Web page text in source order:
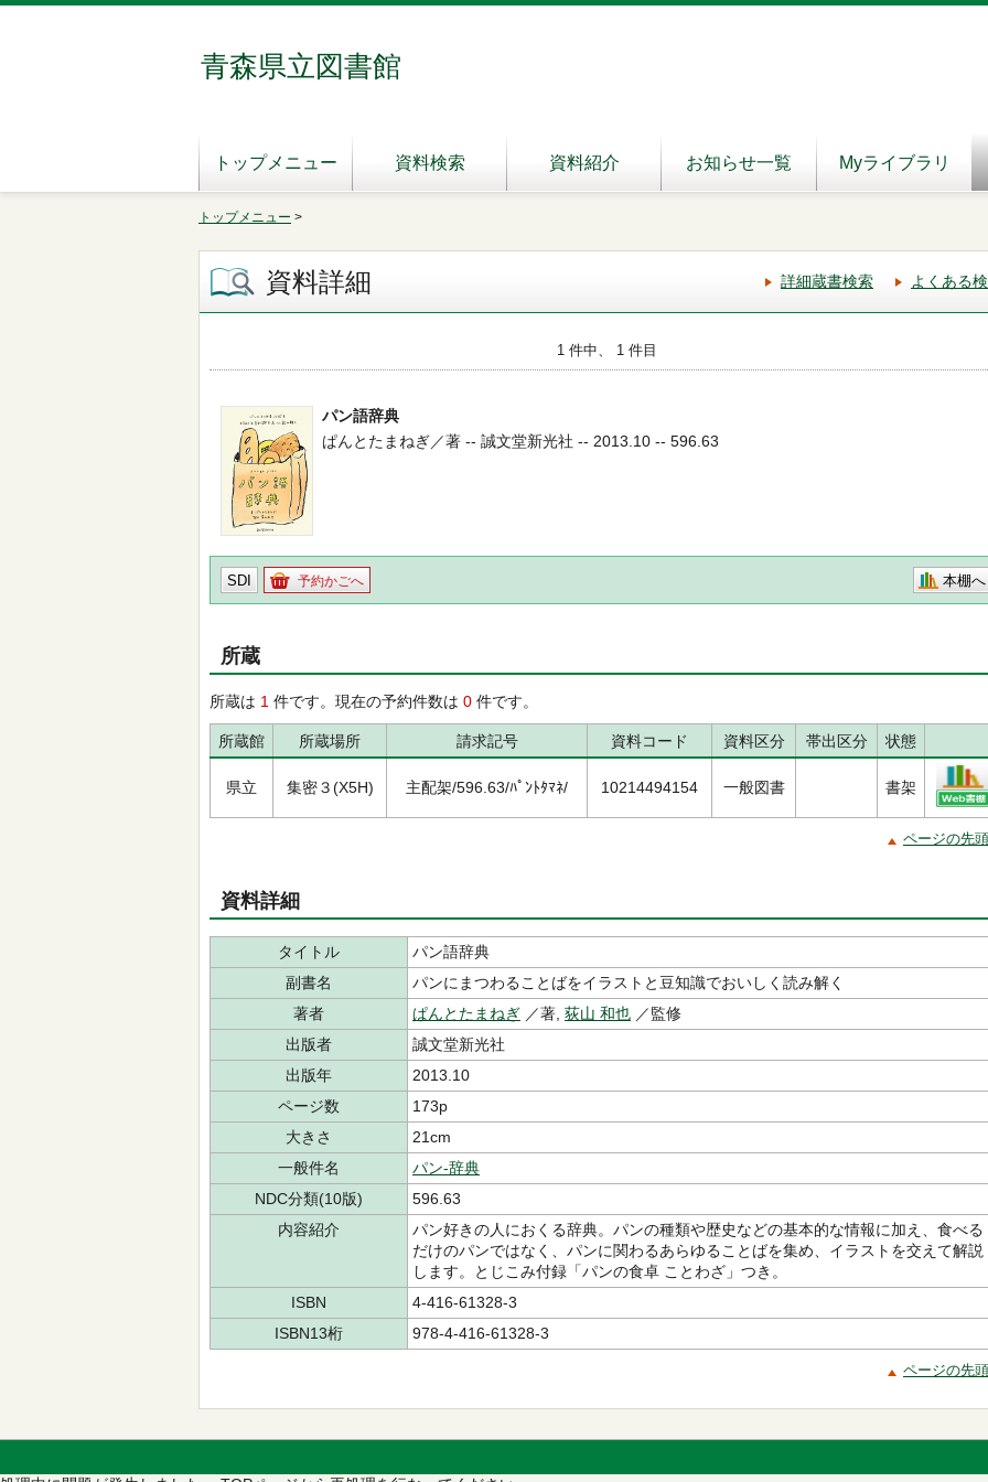
青森県立図書館
トップメニュー 資料検索 資料紹介 お知らせ一覧 Myライブラリ
トップメニュー >
資料詳細 詳細蔵書検索 よくある
1 件中、 1 件目
パン語辞典
ぱんとたまねぎ／著 -- 誠文堂新光社 -- 2013.10 -- 596.63
SDI 予約かごへ 本棚へ
所蔵
所蔵は 1 件です。現在の予約件数は 0 件です。
所蔵館 所蔵場所 請求記号 資料コード 資料区分 帯出区分 状態
県立 集密３(X5H) 主配架/596.63/ﾊﾟﾝﾄﾀﾏﾈ/ 10214494154 一般図書 書架
ページの先
資料詳細
タイトル
パン語辞典
副書名
パンにまつわることばをイラストと豆知識でおいしく読み解く
著者
ぱんとたまねぎ ／著, 荻山 和也 ／監修
出版者
誠文堂新光社
出版年
2013.10
ページ数
173p
大きさ
21cm
一般件名
パン-辞典
NDC分類(10版)
596.63
内容紹介
パン好きの人におくる辞典。パンの種類や歴史などの基本的な情報に加え、食べる
だけのパンではなく、パンに関わるあらゆることばを集め、イラストを交えて解説
します。とじこみ付録「パンの食卓 ことわざ」つき。
ISBN
4-416-61328-3
ISBN13桁
978-4-416-61328-3
ページの先